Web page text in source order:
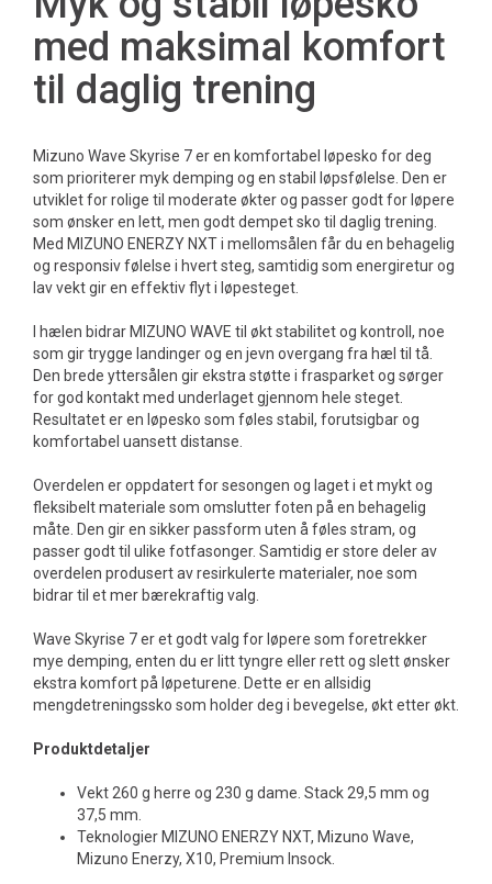
med maksimal komfort
til daglig trening
Mizuno Wave Skyrise 7 er en komfortabel løpesko for deg
som prioriterer myk demping og en stabil løpsfølelse. Den er
utviklet for rolige til moderate økter og passer godt for løpere
som ønsker en lett, men godt dempet sko til daglig trening.
Med MIZUNO ENERZY NXT i mellomsålen får du en behagelig
og responsiv følelse i hvert steg, samtidig som energiretur og
lav vekt gir en effektiv flyt i løpesteget.
I hælen bidrar MIZUNO WAVE til økt stabilitet og kontroll, noe
som gir trygge landinger og en jevn overgang fra hæl til tå.
Den brede yttersålen gir ekstra støtte i frasparket og sørger
for god kontakt med underlaget gjennom hele steget.
Resultatet er en løpesko som føles stabil, forutsigbar og
komfortabel uansett distanse.
Overdelen er oppdatert for sesongen og laget i et mykt og
fleksibelt materiale som omslutter foten på en behagelig
måte. Den gir en sikker passform uten å føles stram, og
passer godt til ulike fotfasonger. Samtidig er store deler av
overdelen produsert av resirkulerte materialer, noe som
bidrar til et mer bærekraftig valg.
Wave Skyrise 7 er et godt valg for løpere som foretrekker
mye demping, enten du er litt tyngre eller rett og slett ønsker
ekstra komfort på løpeturene. Dette er en allsidig
mengdetreningssko som holder deg i bevegelse, økt etter økt.
Produktdetaljer
Vekt 260 g herre og 230 g dame. Stack 29,5 mm og
37,5 mm.
Teknologier MIZUNO ENERZY NXT, Mizuno Wave,
Mizuno Enerzy, X10, Premium Insock.